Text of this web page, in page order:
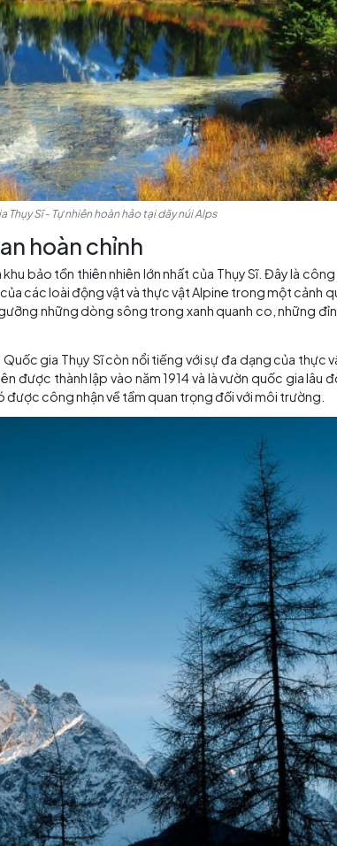
Quốc gia Thụy Sĩ - Tự nhiên hoàn hảo tại dãy núi Alps
quan hoàn chỉnh
và là khu bảo tồn thiên nhiên lớn nhất của
phú của các loài động vật và thực vật
chiêm ngưỡng những dòng sông trong xanh
Vườn Quốc gia Thụy Sĩ còn nổi tiếng với
Công viên được thành lập vào năm 1914 và là
nghĩa là nó được công nhận về tầm quan trọng